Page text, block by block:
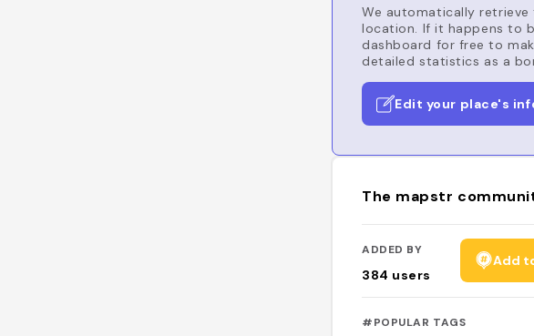
We automatically
location. If it happens to
dashboard for free to
detailed statistics as a
Edit your place's
The mapstr
ADDED BY
384 users
Add
#POPULAR TAGS